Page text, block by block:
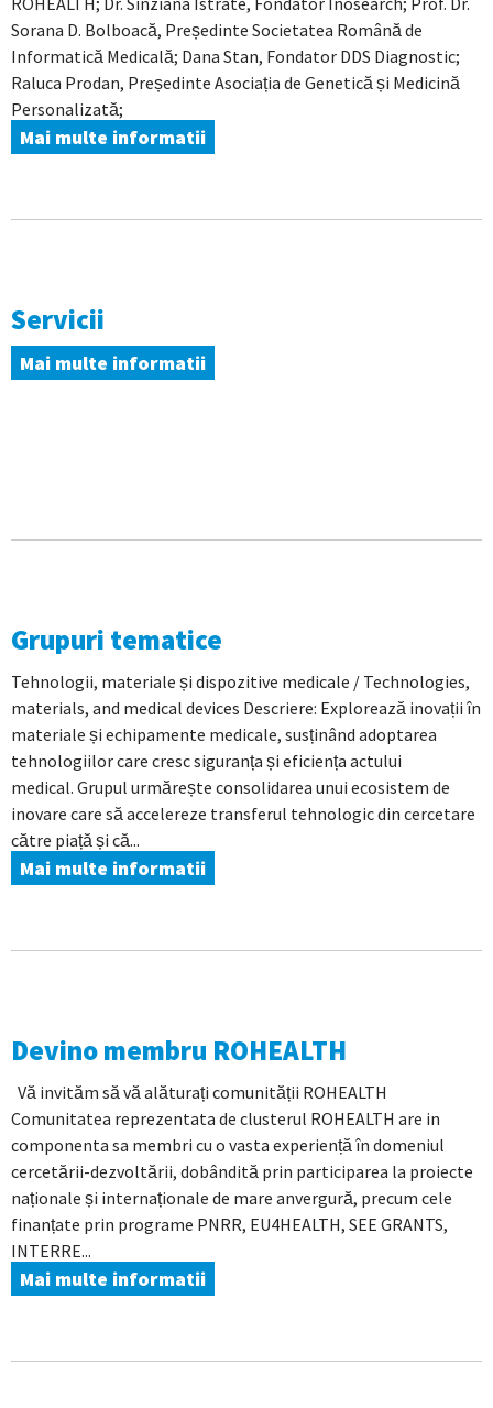
Sorana D. Bolboacă, Președinte Societatea Română de
Informatică Medicală; Dana Stan, Fondator DDS Diagnostic;
Raluca Prodan, Președinte Asociația de Genetică și Medicină
Personalizată;
Mai multe informatii
Servicii
Mai multe informatii
Grupuri tematice
Tehnologii, materiale și dispozitive medicale / Technologies,
materials, and medical devices Descriere: Explorează inovații în
materiale și echipamente medicale, susținând adoptarea
tehnologiilor care cresc siguranța și eficiența actului
medical. Grupul urmărește consolidarea unui ecosistem de
inovare care să accelereze transferul tehnologic din cercetare
către piață și că...
Mai multe informatii
Devino membru ROHEALTH
Vă invităm să vă alăturați comunității ROHEALTH
Comunitatea reprezentata de clusterul ROHEALTH are in
componenta sa membri cu o vasta experiență în domeniul
cercetării-dezvoltării, dobândită prin participarea la proiecte
naționale și internaționale de mare anvergură, precum cele
finanțate prin programe PNRR, EU4HEALTH, SEE GRANTS,
INTERRE...
Mai multe informatii